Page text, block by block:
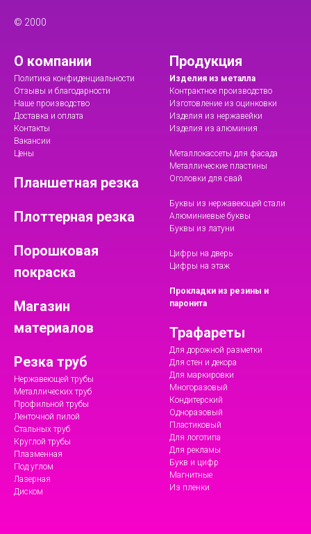
© 2000
О компании
Политика конфиденциальности
Отзывы и благодарности
Наше производство
Доставка и оплата
Контакты
Вакансии
Цены
Планшетная резка
Плоттерная резка
Порошковая
покраска
Магазин
материалов
Резка труб
Нержавеющей трубы
Металлических труб
Профильной трубы
Ленточной пилой
Стальных труб
Круглой трубы
Плазменная
Под углом
Лазерная
Диском
Продукция
Изделия из металла
Контрактное производство
Изготовление из оцинковки
Изделия из нержавейки
Изделия из алюминия
Металлокассеты для фасада
Металлические пластины
Оголовки для свай
Буквы из нержавеющей стали
Алюминиевые буквы
Буквы из латуни
Цифры на дверь
Цифры на этаж
Прокладки из резины и
паронита
Трафареты
Для дорожной разметки
Для стен и декора
Для маркировки
Многоразовый
Кондитерский
Одноразовый
Пластиковый
Для логотипа
Для рекламы
Букв и цифр
Магнитные
Из пленки